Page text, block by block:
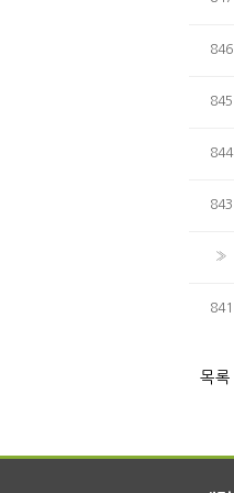
846
845
844
843
»
841
목록